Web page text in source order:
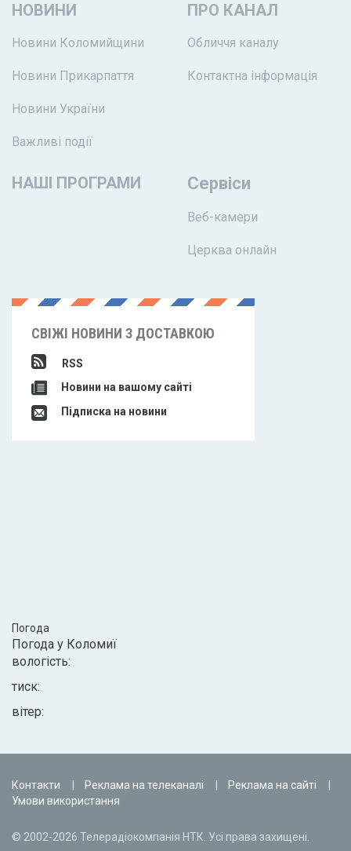
НОВИНИ
Новини Коломийщини
Новини Прикарпаття
Новини України
Важливі події
ПРО КАНАЛ
Обличчя каналу
Контактна інформація
НАШІ ПРОГРАМИ Сервіси
Веб-камери
Церква онлайн
СВІЖІ НОВИНИ З ДОСТАВКОЮ
RSS
Новини на вашому сайті
Підписка на новини
Погода
Погода у Коломиї
вологість:
тиск:
вітер:
Контакти Реклама на телеканалі
Реклама на сайті
Умови використання
© 2002-2026 Телерадіокомпанія НТК. Усі права захищені.